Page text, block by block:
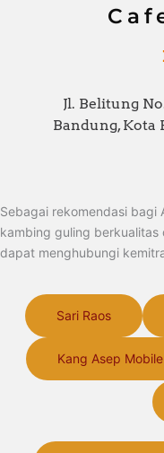
Jl. Belitung
Bandung, Kota
Sebagai rekomendasi bagi
kambing guling berkualitas
dapat menghubungi
Sari Raos
Kang Asep Mobile